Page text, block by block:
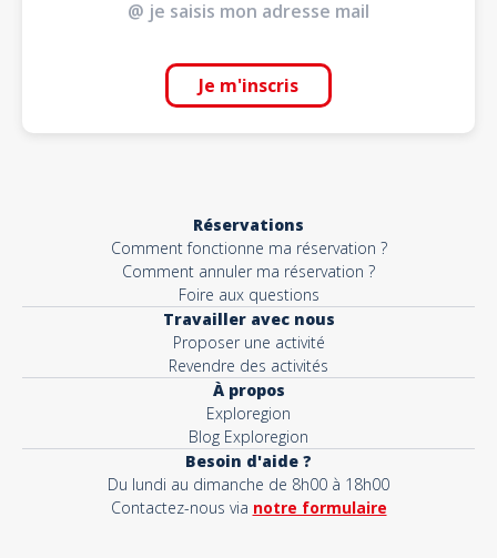
Je m'inscris
Réservations
Comment fonctionne ma réservation ?
Comment annuler ma réservation ?
Foire aux questions
Travailler avec nous
Proposer une activité
Revendre des activités
À propos
Exploregion
Blog Exploregion
Besoin d'aide ?
Du lundi au dimanche de 8h00 à 18h00
Contactez-nous via notre formulaire